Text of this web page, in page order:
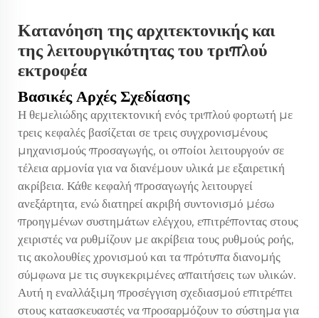
Κατανόηση της αρχιτεκτονικής και
της λειτουργικότητας του τριπλού
εκτροφέα
Βασικές Αρχές Σχεδίασης
Η θεμελιώδης αρχιτεκτονική ενός τριπλού φορτωτή με
τρεις κεφαλές βασίζεται σε τρεις συγχρονισμένους
μηχανισμούς προσαγωγής, οι οποίοι λειτουργούν σε
τέλεια αρμονία για να διανέμουν υλικά με εξαιρετική
ακρίβεια. Κάθε κεφαλή προσαγωγής λειτουργεί
ανεξάρτητα, ενώ διατηρεί ακριβή συντονισμό μέσω
προηγμένων συστημάτων ελέγχου, επιτρέποντας στους
χειριστές να ρυθμίζουν με ακρίβεια τους ρυθμούς ροής,
τις ακολουθίες χρονισμού και τα πρότυπα διανομής
σύμφωνα με τις συγκεκριμένες απαιτήσεις των υλικών.
Αυτή η εναλλάξιμη προσέγγιση σχεδιασμού επιτρέπει
στους κατασκευαστές να προσαρμόζουν το σύστημα για